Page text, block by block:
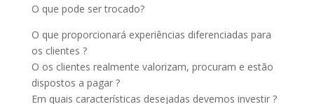
O que pode ser trocado?
O que proporcionará experiências diferenciadas para
os clientes ?
O os clientes realmente valorizam, procuram e estão
dispostos a pagar ?
Em quais características desejadas devemos investir ?